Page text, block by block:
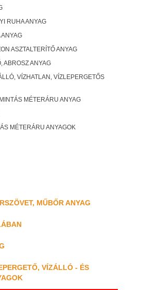
RUHA ANYAG
ASZTALTERÍTŐ ANYAG
ABROSZ ANYAG
VÍZHATLAN, VÍZLEPERGETŐS
MÉTERÁRU ANYAG
MÉTERÁRU ANYAGOK
MŰBŐR ANYAG
VÍZÁLLÓ - ÉS